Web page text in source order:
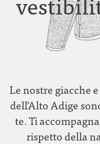
Le nostre giacche
dell’Alto Adige
te. Ti
rispetto della